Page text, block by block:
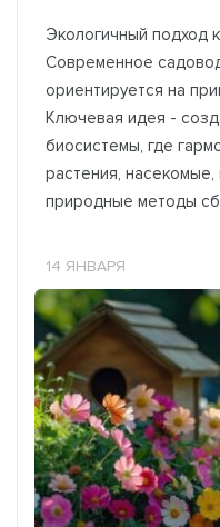
Экологичный подход
Современное
ориентируется на
Ключевая идея -
биосистемы, где
растения,
природные методы
14 ЯНВАРЯ